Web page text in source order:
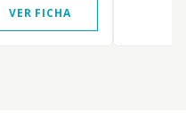
VER FICHA